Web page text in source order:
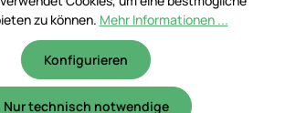
zu können. Mehr Informationen ...
Nur technisch notwendige
Konfigurieren